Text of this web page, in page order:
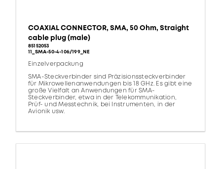
COAXIAL CONNECTOR, SMA, 50 Ohm, Straight
cable plug (male)
85152053
11_SMA-50-4-106/199_NE
Einzelverpackung
SMA-Steckverbinder sind Präzisionssteckverbinder
für Mikrowellenanwendungen bis 18 GHz. Es gibt eine
große Vielfalt an Anwendungen für SMA-
Steckverbinder, etwa in der Telekommunikation,
Prüf- und Messtechnik, bei Instrumenten, in der
Avionik usw.